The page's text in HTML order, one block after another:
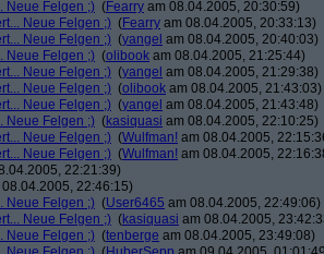
Neue Felgen ;) (Fearry am 08.04.2005, 20:30:59)
Neue Felgen ;) (Fearry am 08.04.2005, 20:33:13)
Neue Felgen ;) (yangel am 08.04.2005, 20:40:03)
Neue Felgen ;) (olibook am 08.04.2005, 21:25:44)
Neue Felgen ;) (yangel am 08.04.2005, 21:29:38)
Neue Felgen ;) (olibook am 08.04.2005, 21:43:03)
Neue Felgen ;) (yangel am 08.04.2005, 21:43:48)
Neue Felgen ;) (kasiquasi am 08.04.2005, 22:10:25)
Neue Felgen ;) (Wulfman! am 08.04.2005,
Neue Felgen ;) (Wulfman! am 08.04.2005,
22:21:39)
22:46:15)
Neue Felgen ;) (User6465 am 08.04.2005, 22:49:06)
Neue Felgen ;) (kasiquasi am 08.04.2005,
Neue Felgen ;) (tenberge am 08.04.2005, 23:49:08)